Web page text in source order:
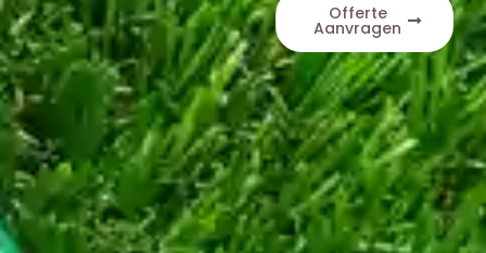
Offerte
Aanvragen